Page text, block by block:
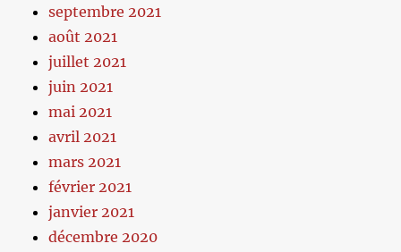
septembre 2021
août 2021
juillet 2021
juin 2021
mai 2021
avril 2021
mars 2021
février 2021
janvier 2021
décembre 2020